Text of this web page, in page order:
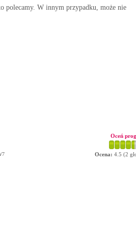
polecamy. W innym przypadku, może nie
7
Oceń
Ocena: 4.5 (2